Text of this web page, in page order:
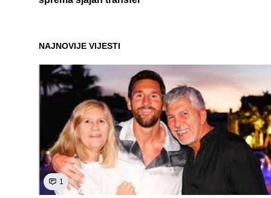
NAJNOVIJE VIJESTI
1